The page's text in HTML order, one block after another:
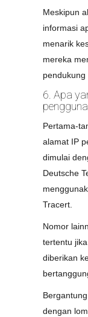
Meskipun
informasi
menarik
mereka
pendukung
6. Apa
Pertama-
alamat IP
dimulai
Deutsche
Tracert.
Nomor
tertentu
diberikan
dengan